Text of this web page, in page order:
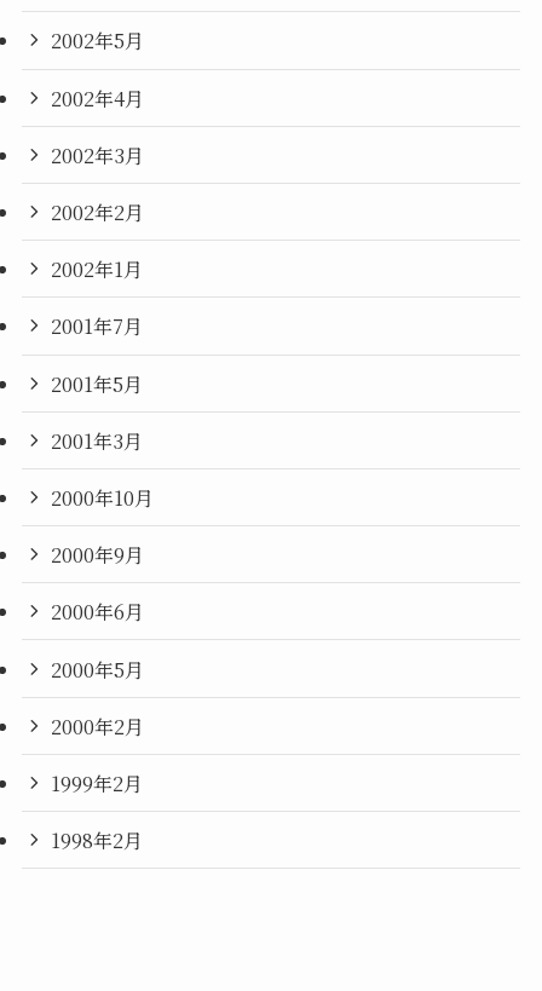
2002年5月
2002年4月
2002年3月
2002年2月
2002年1月
2001年7月
2001年5月
2001年3月
2000年10月
2000年9月
2000年6月
2000年5月
2000年2月
1999年2月
1998年2月